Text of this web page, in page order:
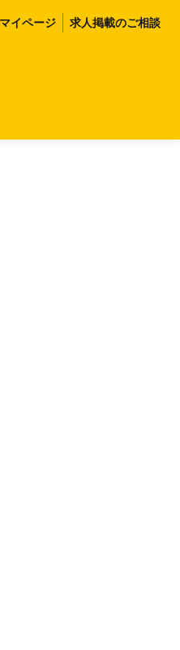
マイページ 求人掲載のご相談